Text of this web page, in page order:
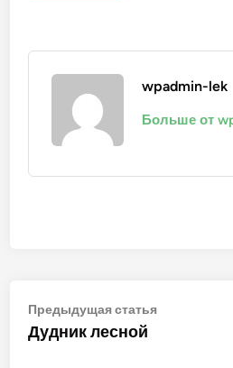
wpadmin-lek
Больше от
Навигация
по
Предыдущая статья
Дудник лесной